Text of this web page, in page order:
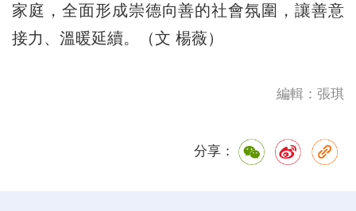
家庭，全面形成崇德向善的社會氛圍，讓善意
接力、溫暖延續。（文 楊薇）
編輯：張琪
分享：